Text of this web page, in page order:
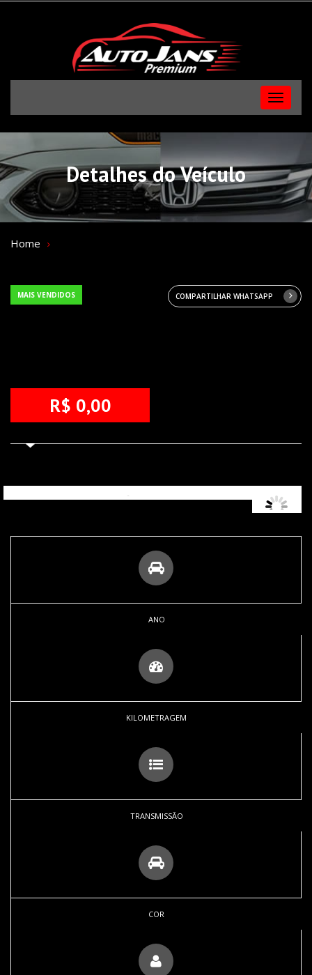
Menu
Detalhes do Veículo
Home
MAIS VENDIDOS COMPARTILHAR WHATSAPP
R$ 0,00
ANO
KILOMETRAGEM
TRANSMISSÃO
COR